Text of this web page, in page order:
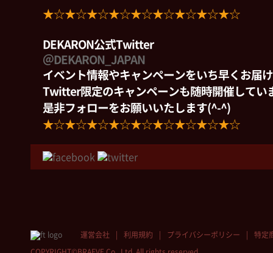
★☆★☆★☆★☆★☆★☆★☆★☆★☆
DEKARON公式Twitter
＠DEKARON_JAPAN
イベント情報やキャンペーンをいち早くお届
Twitter限定のキャンペーンも随時開催してい
是非フォローをお願いいたします(^-^)
★☆★☆★☆★☆★☆★☆★☆★☆★☆
運営会社 利用規約 プライバシーポリシー 特定